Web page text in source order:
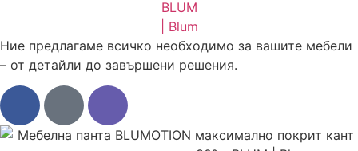
Ние предлагаме всичко необходимо за вашите мебели
– от детайли до завършени решения.